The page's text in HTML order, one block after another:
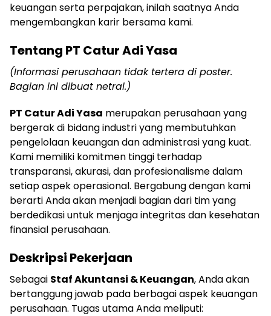
keuangan serta perpajakan, inilah saatnya Anda
mengembangkan karir bersama kami.
Tentang PT Catur Adi Yasa
(Informasi perusahaan tidak tertera di poster.
Bagian ini dibuat netral.)
PT Catur Adi Yasa merupakan perusahaan yang
bergerak di bidang industri yang membutuhkan
pengelolaan keuangan dan administrasi yang kuat.
Kami memiliki komitmen tinggi terhadap
transparansi, akurasi, dan profesionalisme dalam
setiap aspek operasional. Bergabung dengan kami
berarti Anda akan menjadi bagian dari tim yang
berdedikasi untuk menjaga integritas dan kesehatan
finansial perusahaan.
Deskripsi Pekerjaan
Sebagai Staf Akuntansi & Keuangan, Anda akan
bertanggung jawab pada berbagai aspek keuangan
perusahaan. Tugas utama Anda meliputi: